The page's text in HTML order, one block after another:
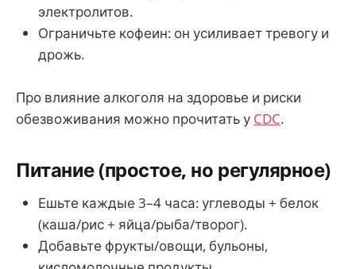
электролитов.
Ограничьте кофеин: он усиливает тревогу и
дрожь.
Про влияние алкоголя на здоровье и риски
обезвоживания можно прочитать у CDC.
Питание (простое, но регулярное)
Ешьте каждые 3–4 часа: углеводы + белок
(каша/рис + яйца/рыба/творог).
Добавьте фрукты/овощи, бульоны,